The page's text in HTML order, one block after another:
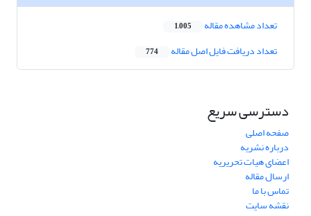
تعداد مشاهده مقاله 1,005
تعداد دریافت فایل اصل مقاله 774
دسترسی سریع
صفحه اصلی
درباره نشریه
اعضای هیات تحریریه
ارسال مقاله
تماس با ما
نقشه سایت